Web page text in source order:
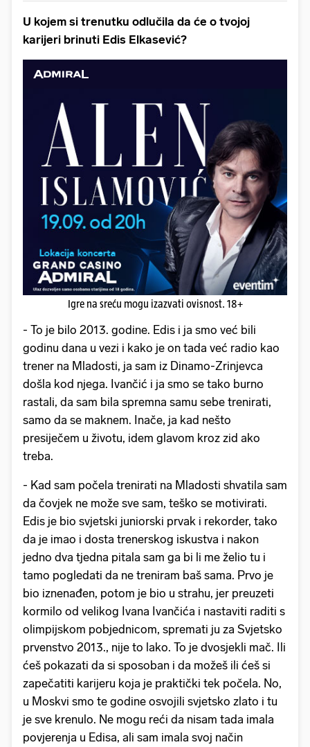
U kojem si trenutku odlučila da će o tvojoj
karijeri brinuti Edis Elkasević?
Igre na sreću mogu izazvati ovisnost. 18+
- To je bilo 2013. godine. Edis i ja smo već bili
godinu dana u vezi i kako je on tada već radio kao
trener na Mladosti, ja sam iz Dinamo-Zrinjevca
došla kod njega. Ivančić i ja smo se tako burno
rastali, da sam bila spremna samu sebe trenirati,
samo da se maknem. Inače, ja kad nešto
presiječem u životu, idem glavom kroz zid ako
treba.
- Kad sam počela trenirati na Mladosti shvatila sam
da čovjek ne može sve sam, teško se motivirati.
Edis je bio svjetski juniorski prvak i rekorder, tako
da je imao i dosta trenerskog iskustva i nakon
jedno dva tjedna pitala sam ga bi li me želio tu i
tamo pogledati da ne treniram baš sama. Prvo je
bio iznenađen, potom je bio u strahu, jer preuzeti
kormilo od velikog Ivana Ivančića i nastaviti raditi s
olimpijskom pobjednicom, spremati ju za Svjetsko
prvenstvo 2013., nije to lako. To je dvosjekli mač. Ili
ćeš pokazati da si sposoban i da možeš ili ćeš si
zapečatiti karijeru koja je praktički tek počela. No,
u Moskvi smo te godine osvojili svjetsko zlato i tu
je sve krenulo. Ne mogu reći da nisam tada imala
povjerenja u Edisa, ali sam imala svoj način